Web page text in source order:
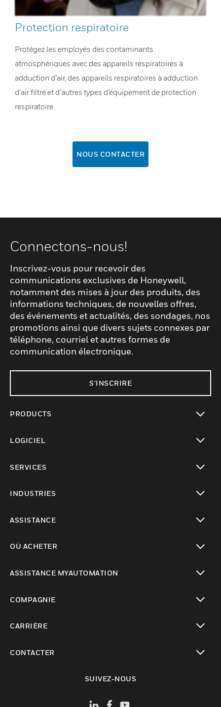
Protection respiratoire
Protégez les employés des contaminants
atmosphériques avec des appareils respiratoires à
adduction d’air, des appareils respiratoires à adduction
d’air filtré et d’autres types d’équipement de protection
respiratoire.
NOUS CONTACTER
Connectons-nous!
Inscrivez-vous pour recevoir des
communications exclusives de Honeywell,
notamment des mises à jour des produits, des
informations techniques, de nouvelles offres,
des événements et actualités, des sondages, nos
promotions ainsi que divers sujets connexes par
téléphone, courriel et autres formes de
communication électronique.
S'INSCRIRE
PRODUCTS
LOGICIEL
SERVICES
INDUSTRIES
ASSISTANCE
OÙ ACHETER
ASSISTANCE MYAUTOMATION
COMPAGNIE
CARRIÈRE
CONTACTER
SUIVEZ-NOUS